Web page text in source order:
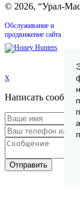
© 2026, “Урал-
Обслуживание и
продвижение сайта
x
Написать
Отправить